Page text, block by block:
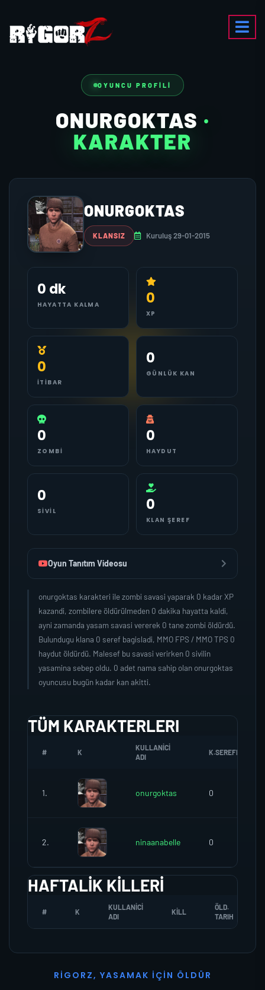
OYUNCU PROFILI
ONURGOKTAS ·
KARAKTER
ONURGOKTAS
KLANSIZ Kuruluş 29-01-2015
0 dk
HAYATTA KALMA 0
XP
0
İTIBAR
0
GÜNLÜK KAN
0
ZOMBI
0
HAYDUT
0
SIVIL 0
KLAN ŞEREF
Oyun Tanıtım Videosu
onurgoktas karakteri ile zombi savasi yaparak 0 kadar XP
kazandi, zombilere öldürülmeden 0 dakika hayatta kaldi,
ayni zamanda yasam savasi vererek 0 tane zombi öldürdü.
Bulundugu klana 0 seref bagisladi, MMO FPS / MMO TPS 0
haydut öldürdü. Malesef bu savasi verirken 0 sivilin
yasamina sebep oldu. 0 adet nama sahip olan onurgoktas
oyuncusu bugün kadar kan akitti.
TÜM KARAKTERLERI
# K
KULLANICI
ADI
K.SEREFI
1. onurgoktas 0
2. ninaanabelle 0
HAFTALIK KILLERI
# K
KULLANICI
ADI
KILL
ÖLD.
TARIH
R I G O R Z, YASAMAK İ ÇI N Ö L D Ü R